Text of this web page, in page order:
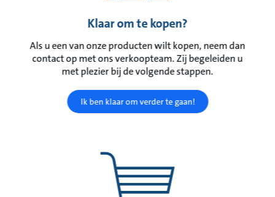
Klaar om te kopen?
Als u een van onze producten wilt kopen, neem dan
contact op met ons verkoopteam. Zij begeleiden u
met plezier bij de volgende stappen.
Ik ben klaar om verder te gaan!